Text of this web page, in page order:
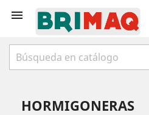

HORMIGONERAS